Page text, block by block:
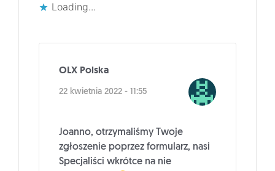
Loading...
OLX Polska
22 kwietnia 2022 - 11:55
Joanno, otrzymaliśmy Twoje
zgłoszenie poprzez formularz, nasi
Specjaliści wkrótce na nie